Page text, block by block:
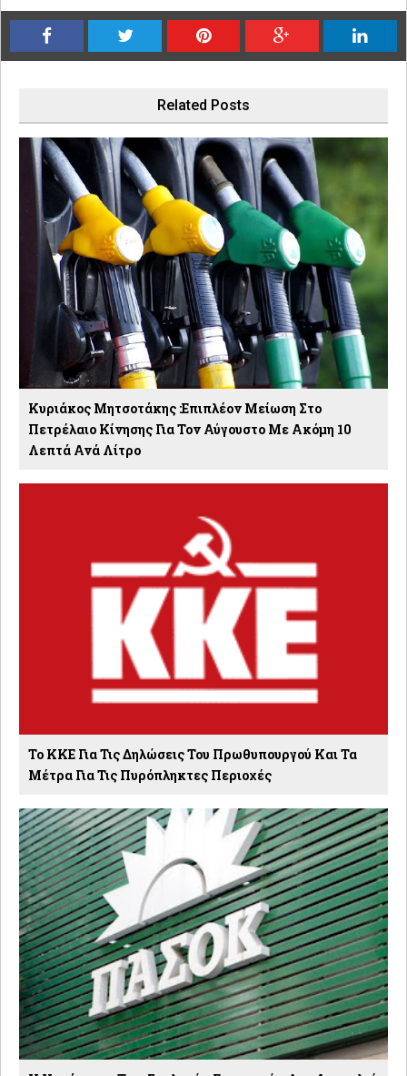
Related Posts
Κυριάκος Μητσοτάκης :Επιπλέον Μείωση Στο
Πετρέλαιο Κίνησης Για Τον Αύγουστο Με Ακόμη 10
Λεπτά Ανά Λίτρο
Το ΚΚΕ Για Τις Δηλώσεις Του Πρωθυπουργού Και Τα
Μέτρα Για Τις Πυρόπληκτες Περιοχές